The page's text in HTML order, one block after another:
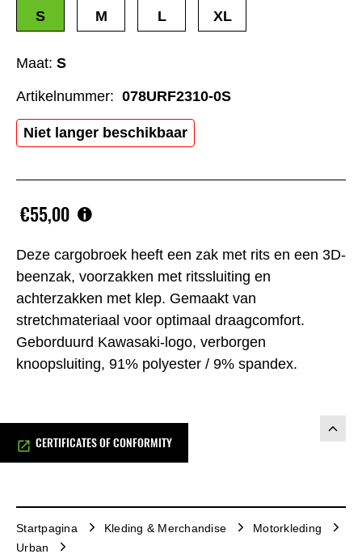
Deze cargobroek heeft een zak met rits en een 3D-
beenzak, voorzakken met ritssluiting en
achterzakken met klep. Gemaakt van
stretchmateriaal voor optimaal draagcomfort.
Geborduurd Kawasaki-logo, verborgen
knoopsluiting, 91% polyester / 9% spandex.
€55,00
Maat: S
Niet langer beschikbaar
S M L XL
Artikelnummer: 078URF2310-0S
CERTIFICATES OF CONFORMITY
Startpagina Kleding & Merchandise
Motorkleding
Urban